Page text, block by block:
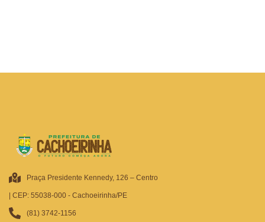
Praça Presidente Kennedy, 126 – Centro
| CEP: 55038-000 - Cachoeirinha/PE
(81) 3742-1156